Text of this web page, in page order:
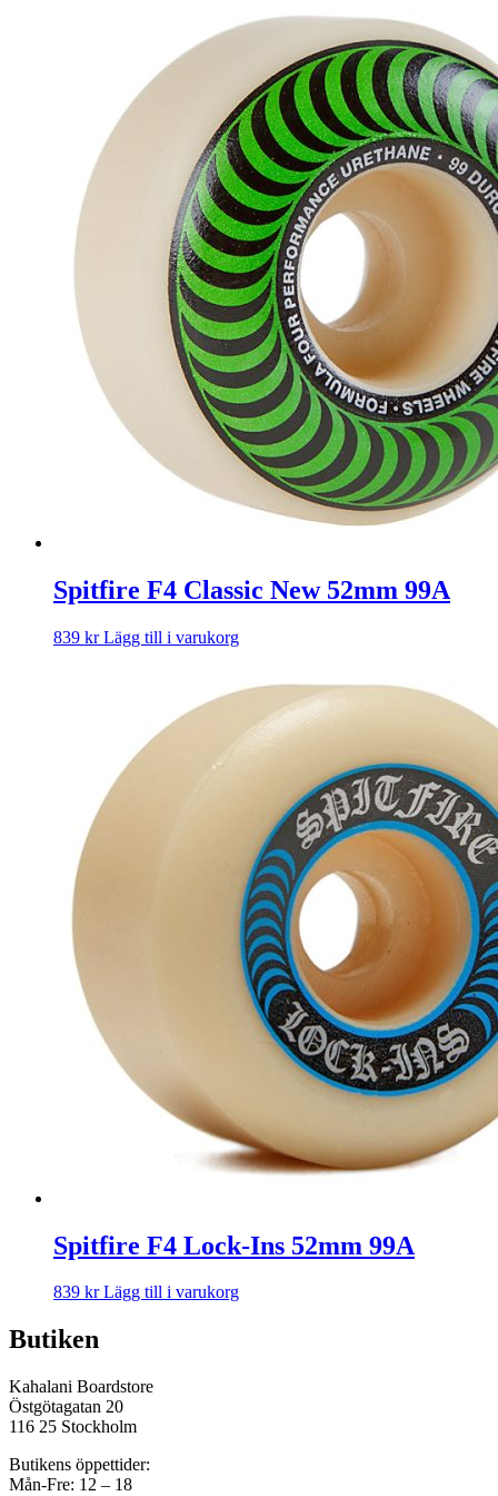
Spitfire F4 Classic New 52mm 99A
839 kr Lägg till i varukorg
Spitfire F4 Lock-Ins 52mm 99A
839 kr Lägg till i varukorg
Butiken
Kahalani Boardstore
Östgötagatan 20
116 25 Stockholm
Butikens öppettider:
Mån-Fre: 12 – 18